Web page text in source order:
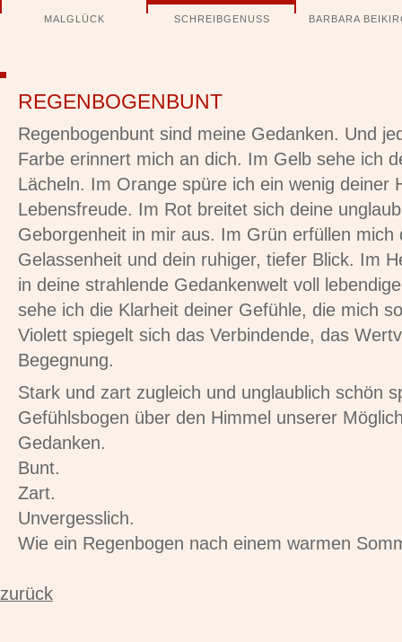
überspringenMALGLÜCK SCHREIBGENUSS BARBARA
REGENBOGENBUNT
Regenbogenbunt sind meine Gedanken. Und
Farbe erinnert mich an dich. Im Gelb sehe ich
Lächeln. Im Orange spüre ich ein wenig deiner
Lebensfreude. Im Rot breitet sich deine
Geborgenheit in mir aus. Im Grün erfüllen mich
Gelassenheit und dein ruhiger, tiefer Blick. Im
in deine strahlende Gedankenwelt voll
sehe ich die Klarheit deiner Gefühle, die mich
Violett spiegelt sich das Verbindende, das
Begegnung.
Stark und zart zugleich und unglaublich schön
Gefühlsbogen über den Himmel unserer
Gedanken.
Bunt.
Zart.
Unvergesslich.
Wie ein Regenbogen nach einem warmen
zurück